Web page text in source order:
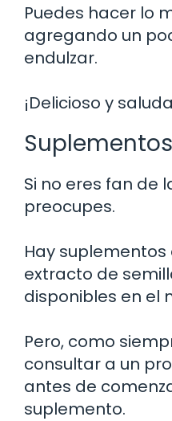
Puedes hacer lo
agregando un
endulzar.
¡Delicioso y
Suplementos
Si no eres fan de
preocupes.
Hay
extracto de
disponibles en el
Pero, como
consultar a un
antes de
suplemento.